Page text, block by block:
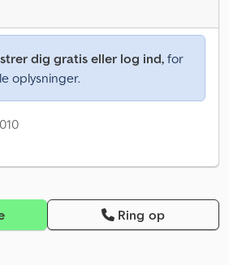
dig gratis eller log ind,for
oplysninger.
Ring op